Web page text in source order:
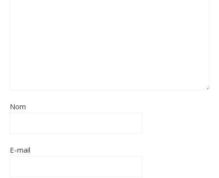
Nom
E-mail